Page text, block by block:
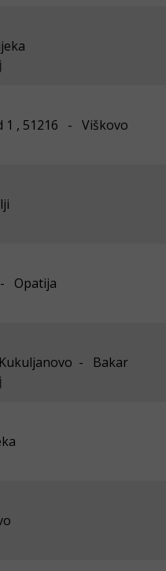
1 , 51216 - Viškovo
- Opatija
Kukuljanovo - Bakar